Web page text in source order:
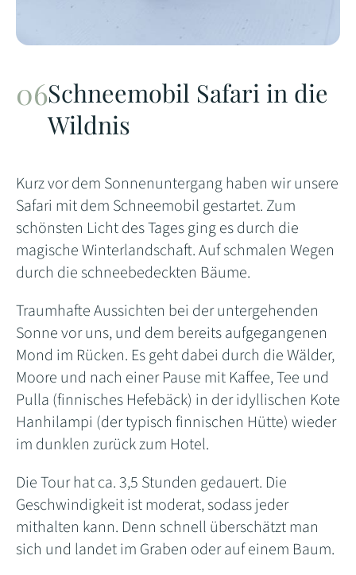
Schneemobil Safari in die
Wildnis
Kurz vor dem Sonnenuntergang haben wir unsere
Safari mit dem Schneemobil gestartet. Zum
schönsten Licht des Tages ging es durch die
magische Winterlandschaft. Auf schmalen Wegen
durch die schneebedeckten Bäume.
Traumhafte Aussichten bei der untergehenden
Sonne vor uns, und dem bereits aufgegangenen
Mond im Rücken. Es geht dabei durch die Wälder,
Moore und nach einer Pause mit Kaffee, Tee und
Pulla (finnisches Hefebäck) in der idyllischen Kote
Hanhilampi (der typisch finnischen Hütte) wieder
im dunklen zurück zum Hotel.
Die Tour hat ca. 3,5 Stunden gedauert. Die
Geschwindigkeit ist moderat, sodass jeder
mithalten kann. Denn schnell überschätzt man
sich und landet im Graben oder auf einem Baum.